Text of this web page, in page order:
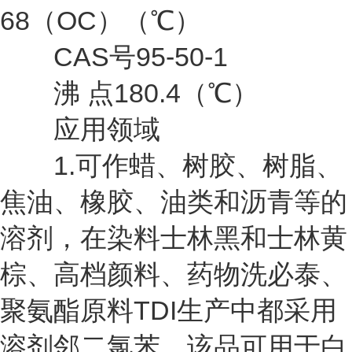
68（OC）（℃）
CAS号95-50-1
沸 点180.4（℃）
应用领域
1.可作蜡、树胶、树脂、
焦油、橡胶、油类和沥青等的
溶剂，在染料士林黑和士林黄
棕、高档颜料、药物洗必泰、
聚氨酯原料TDI生产中都采用